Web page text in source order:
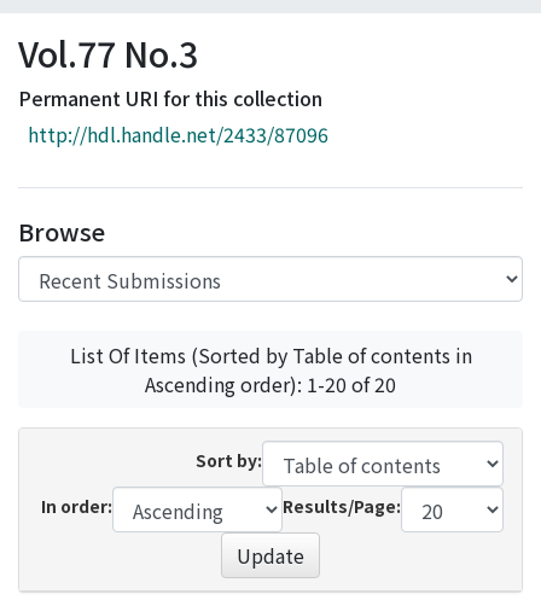
Browse
Download Ranking
Access Statistics
Vol.77 No.3
Permanent URI for this collection
http://hdl.handle.net/2433/87096
Browse
List Of Items (Sorted by Table of contents in
Ascending order): 1-20 of 20
Sort by:
In order:
Results/Page:
Update